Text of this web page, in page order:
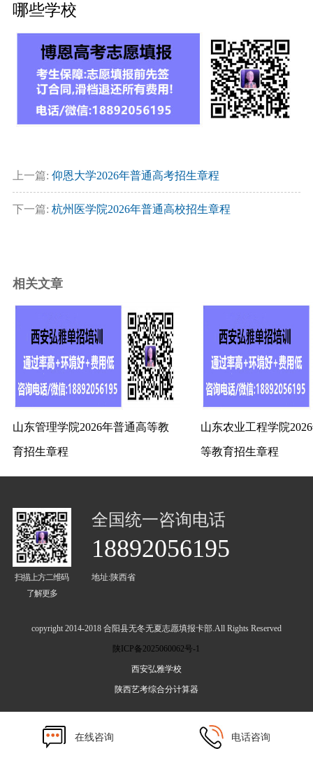
哪些学校
上一篇: 仰恩大学2026年普通高考招生章程
下一篇: 杭州医学院2026年普通高校招生章程
相关文章
山东管理学院2026年普通高等教
育招生章程
山东农业工程学院
等教育招生章程
扫描上方二维码
了解更多
全国统一咨询电话
18892056195
地址:陕西省
copyright 2014-2018 合阳县无冬无夏志愿填报卡部.All Rights Reserved
陕ICP备2025060062号-1
西安弘雅学校
陕西艺考综合分计算器
在线咨询 电话咨询